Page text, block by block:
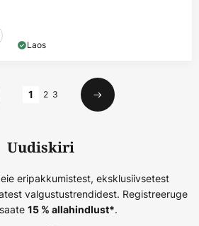
Laos
1 2 3
Järgmine
Uudiskiri
eripakkumistest, eksklusiivsetest
valgustustrendidest. Registreeruge
15 % allahindlust*.